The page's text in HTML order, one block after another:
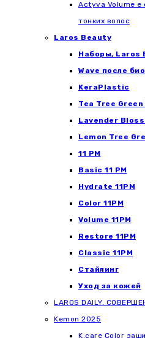
Actyva Volume e
тонких волос
Laros Beauty
Наборы, Laros
Wave после
KeraPlastic
Tea Tree
Lavender
Lemon Tree
11 PM
Basic 11 PM
Hydrate 11PM
Color 11PM
Volume 11PM
Restore 11PM
Classic 11PM
Стайлинг
Уход за кожей
LAROS DAILY.
Kemon 2025
K.care Color